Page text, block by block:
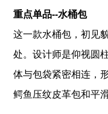
重点单品--水桶包
这一款水桶包，初见
处。设计师是仰视圆
体与包袋紧密相连，
鳄鱼压纹皮革包和平